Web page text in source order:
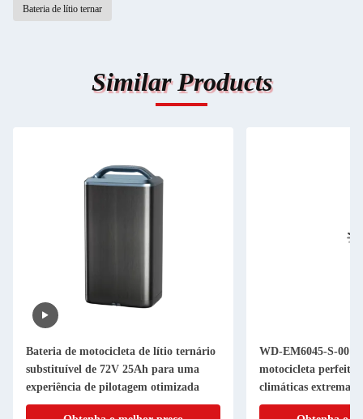
Bateria de lítio ternar
Similar Products
Bateria de motocicleta de lítio ternário
substituível de 72V 25Ah para uma
experiência de pilotagem otimizada
WD-EM6045-S-001
motocicleta perfeita
climáticas extremas
exigentes